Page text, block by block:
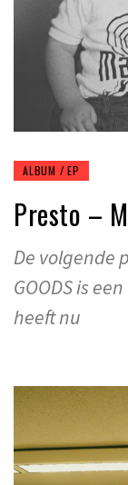
ALBUM / EP
Presto –
De volgende
GOODS is
heeft nu